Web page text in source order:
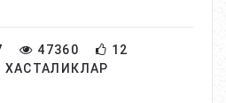
47360
12